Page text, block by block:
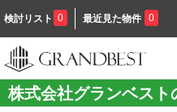
検討リスト 0 最近見た物件 0
株式会社グランベス